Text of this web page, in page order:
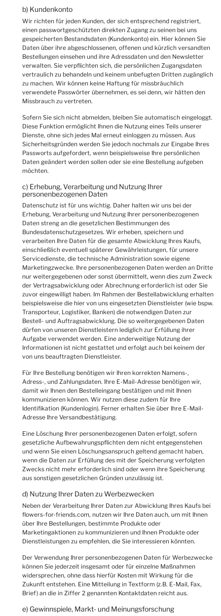
b) Kundenkonto
Wir richten für jeden Kunden, der sich entsprechend registriert,
einen passwortgeschützten direkten Zugang zu seinen bei uns
gespeicherten Bestandsdaten (Kundenkonto) ein. Hier können Sie
Daten über ihre abgeschlossenen, offenen und kürzlich versandten
Bestellungen einsehen und ihre Adressdaten und den Newsletter
verwalten. Sie verpflichten sich, die persönlichen Zugangsdaten
vertraulich zu behandeln und keinem unbefugten Dritten zugänglich
zu machen. Wir können keine Haftung für missbräuchlich
verwendete Passwörter übernehmen, es sei denn, wir hätten den
Missbrauch zu vertreten.
Sofern Sie sich nicht abmelden, bleiben Sie automatisch eingeloggt.
Diese Funktion ermöglicht Ihnen die Nutzung eines Teils unserer
Dienste, ohne sich jedes Mal erneut einloggen zu müssen. Aus
Sicherheitsgründen werden Sie jedoch nochmals zur Eingabe Ihres
Passworts aufgefordert, wenn beispielsweise Ihre persönlichen
Daten geändert werden sollen oder sie eine Bestellung aufgeben
möchten.
c) Erhebung, Verarbeitung und Nutzung Ihrer
personenbezogenen Daten
Datenschutz ist für uns wichtig. Daher halten wir uns bei der
Erhebung, Verarbeitung und Nutzung Ihrer personenbezogenen
Daten streng an die gesetzlichen Bestimmungen des
Bundesdatenschutzgesetzes. Wir erheben, speichern und
verarbeiten Ihre Daten für die gesamte Abwicklung Ihres Kaufs,
einschließlich eventuell späterer Gewährleistungen, für unsere
Servicedienste, die technische Administration sowie eigene
Marketingzwecke. Ihre personenbezogenen Daten werden an Dritte
nur weitergegebenen oder sonst übermittelt, wenn dies zum Zweck
der Vertragsabwicklung oder Abrechnung erforderlich ist oder Sie
zuvor eingewilligt haben. Im Rahmen der Bestellabwicklung erhalten
beispielsweise die hier von uns eingesetzten Dienstleister (wie bspw.
Transporteur, Logistiker, Banken) die notwendigen Daten zur
Bestell- und Auftragsabwicklung. Die so weitergegebenen Daten
dürfen von unseren Dienstleistern lediglich zur Erfüllung ihrer
Aufgabe verwendet werden. Eine anderweitige Nutzung der
Informationen ist nicht gestattet und erfolgt auch bei keinem der
von uns beauftragten Dienstleister.
Für Ihre Bestellung benötigen wir Ihren korrekten Namens-,
Adress-, und Zahlungsdaten. Ihre E-Mail-Adresse benötigen wir,
damit wir Ihnen den Bestelleingang bestätigen und mit Ihnen
kommunizieren können. Wir nutzen diese zudem für Ihre
Identifikation (Kundenlogin). Ferner erhalten Sie über Ihre E-Mail-
Adresse Ihre Versandbestätigung.
Eine Löschung Ihrer personenbezogenen Daten erfolgt, sofern
gesetzliche Aufbewahrungspflichten dem nicht entgegenstehen
und wenn Sie einen Löschungsanspruch geltend gemacht haben,
wenn die Daten zur Erfüllung des mit der Speicherung verfolgten
Zwecks nicht mehr erforderlich sind oder wenn ihre Speicherung
aus sonstigen gesetzlichen Gründen unzulässig ist.
d) Nutzung Ihrer Daten zu Werbezwecken
Neben der Verarbeitung Ihrer Daten zur Abwicklung Ihres Kaufs bei
flowers-for-friends.com, nutzen wir Ihre Daten auch, um mit Ihnen
über Ihre Bestellungen, bestimmte Produkte oder
Marketingaktionen zu kommunizieren und Ihnen Produkte oder
Dienstleistungen zu empfehlen, die Sie interessieren könnten.
Der Verwendung Ihrer personenbezogenen Daten für Werbezwecke
können Sie jederzeit insgesamt oder für einzelne Maßnahmen
widersprechen, ohne dass hierfür Kosten mit Wirkung für die
Zukunft entstehen. Eine Mitteilung in Textform (z.B. E-Mail, Fax,
Brief) an die in Ziffer 2 genannten Kontaktdaten reicht aus.
e) Gewinnspiele, Markt- und Meinungsforschung